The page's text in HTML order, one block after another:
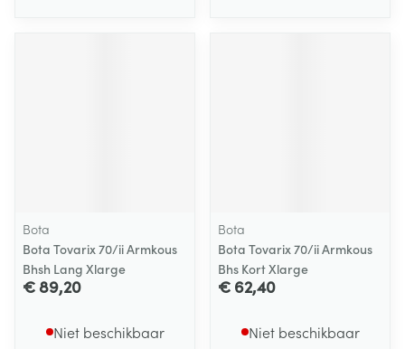
Bota
Bota Tovarix 70/ii Armkous
Bhsh Lang Xlarge
€ 89,20
Niet beschikbaar
Bota
Bota Tovarix 70/ii Armkous
Bhs Kort Xlarge
€ 62,40
Niet beschikbaar